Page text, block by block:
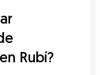
Rubí?